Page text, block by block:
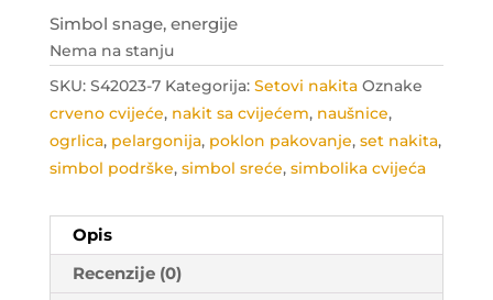
Simbol snage, energije
Nema na stanju
SKU: S42023-7 Kategorija: Setovi nakita Oznake
crveno cvijeće, nakit sa cvijećem, naušnice,
ogrlica, pelargonija, poklon pakovanje, set nakita,
simbol podrške, simbol sreće, simbolika cvijeća
Opis
Recenzije (0)